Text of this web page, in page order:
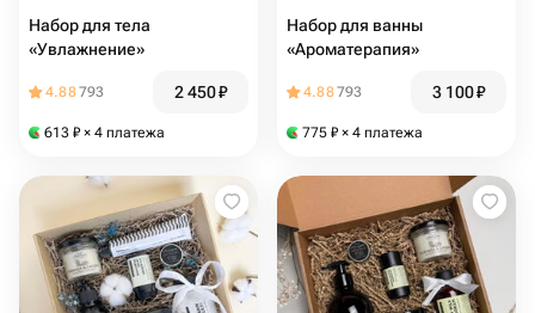
Набор для тела
«Увлажнение»
4.88793 2 450₽
613 ₽ × 4 платежа
Набор для ванны
«Ароматерапия»
4.88793 3 100₽
775 ₽ × 4 платежа